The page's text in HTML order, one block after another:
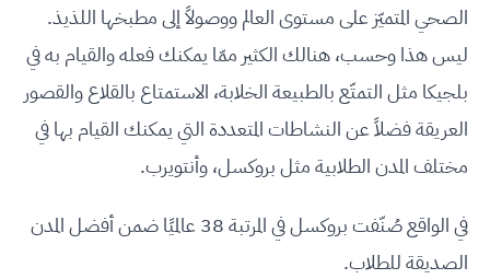
الصحي المتميّز على مستوى العالم ووصولاً إلى مطبخها اللذيذ.
ليس هذا وحسب، هنالك الكثير ممّا يمكنك فعله والقيام به في
بلجيكا مثل التمتّع بالطبيعة الخلابة، الاستمتاع بالقلاع والقصور
العريقة فضلاً عن النشاطات المتعددة التي يمكنك القيام بها في
مختلف المدن الطلابية مثل بروكسل، وأنتويرب.
في الواقع صُنّفت بروكسل في المرتبة 38 عالميًا ضمن أفضل المدن
الصديقة للطلاب.